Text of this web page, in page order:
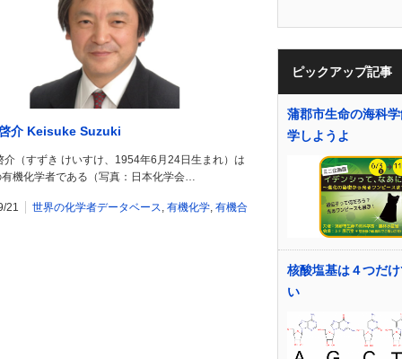
介 Keisuke Suzuki
介（すずき けいすけ、1954年6月24日生まれ）は
機化学者である（写真：日本化学会…
21 世界の化学者データベース, 有機化学, 有機合
ピックアップ記事
蒲郡市生命の海科
学しようよ
核酸塩基は４つだ
い